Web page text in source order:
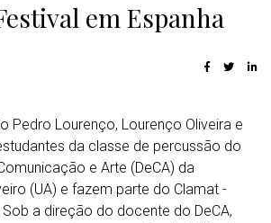
em Espanha
Pedro Lourenço, Lourenço Oliveira e
da classe de percussão do
e Arte (DeCA) da
(UA) e fazem parte do Clamat -
a direção do docente do DeCA,